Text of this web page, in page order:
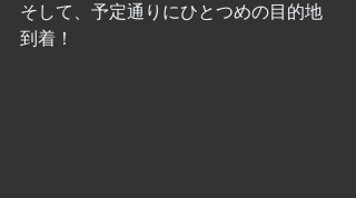
そして、予定通りにひとつめの目的地
到着！